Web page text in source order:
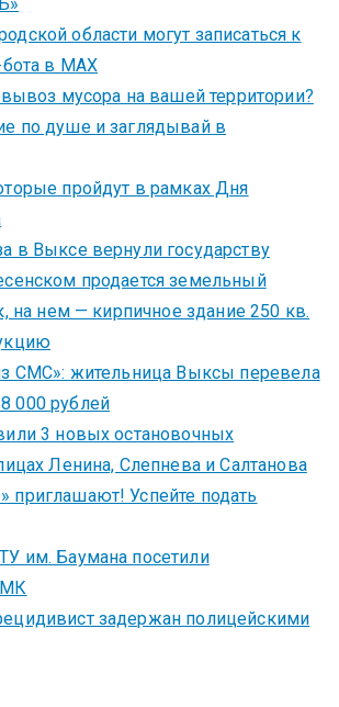
области могут записаться к
в MAX
вывоз мусора на вашей территории?
по душе и заглядывай в
пройдут в рамках Дня
в Выксе вернули государству
продается земельный
на нем — кирпичное здание 250 кв.
СМС»: жительница Выксы перевела
000 рублей
3 новых остановочных
Ленина, Слепнева и Салтанова
приглашают! Успейте подать
им. Баумана посетили
задержан полицейскими